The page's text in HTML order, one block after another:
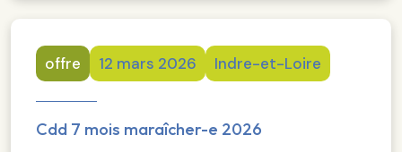
offre 12 mars 2026 Indre-et-Loire
Cdd 7 mois maraîcher-e 2026